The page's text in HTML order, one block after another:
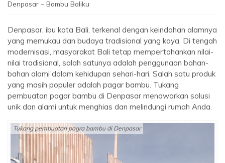
Denpasar – Bambu Baliku
Denpasar, ibu kota Bali, terkenal dengan keindahan alamnya
yang memukau dan budaya tradisional yang kaya. Di tengah
modernisasi, masyarakat Bali tetap mempertahankan nilai-
nilai tradisional, salah satunya adalah penggunaan bahan-
bahan alami dalam kehidupan sehari-hari. Salah satu produk
yang masih populer adalah pagar bambu. Tukang
pembuatan pagar bambu di Denpasar menawarkan solusi
unik dan alami untuk menghias dan melindungi rumah Anda.
Tukang pembuatan pagra bambu di Denpasar